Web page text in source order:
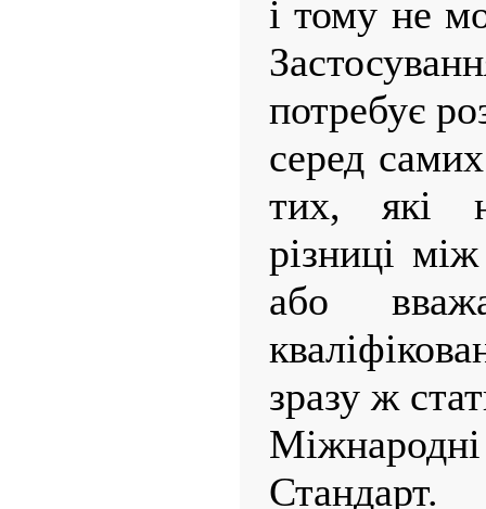
і тому не
потребує
серед
тих, які
різниці
або
зразу ж
Міжнародні
Стандарт.